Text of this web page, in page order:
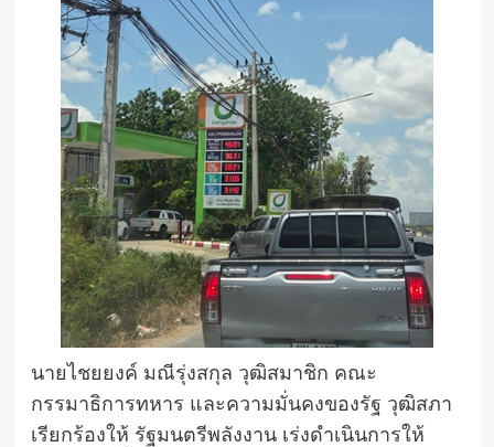
นายไชยยงค์ มณีรุ่งสกุล วุฒิสมาชิก คณะ
กรรมาธิการทหาร และความมั่นคงของรัฐ วุฒิสภา
เรียกร้องให้ รัฐมนตรีพลังงาน เร่งดำเนินการให้